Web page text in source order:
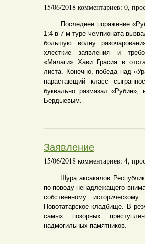
15/06/2018 комментариев: 0,
Последнее поражение
1:4 в 7-м туре чемпионата
большую волну
хлесткие заявления и
«Малаги» Хави Грасия в
листа. Конечно, победа над
нарастающий класс
буквально размазал
Бердыевым.
Заявление
15/06/2018 комментариев: 4,
Шура аксакалов
по поводу ненадлежащего
собственному
Новотатарское кладбище. В
самых позорных
надмогильных памятников.